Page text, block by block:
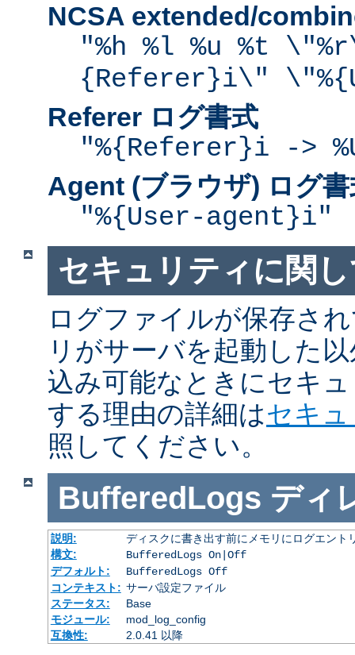
NCSA extended/
"%h %l %u %t
{Referer}i\"
Referer ログ書式
"%{Referer}i ->
Agent (ブラウザ) ログ書
"%{User-agent}i"
セキュリティに関
ログファイルが保存さ
リがサーバを起動した
込み可能なときにセキ
する理由の詳細はセキ
照してください。
BufferedLogs ディ
説明:
ディスクに書き出す前にメモリにログエント
構文:
BufferedLogs On|Off
デフォルト:
BufferedLogs Off
コンテキスト: サーバ設定ファイル
ステータス:
Base
モジュール:
mod_log_config
互換性:
2.0.41 以降